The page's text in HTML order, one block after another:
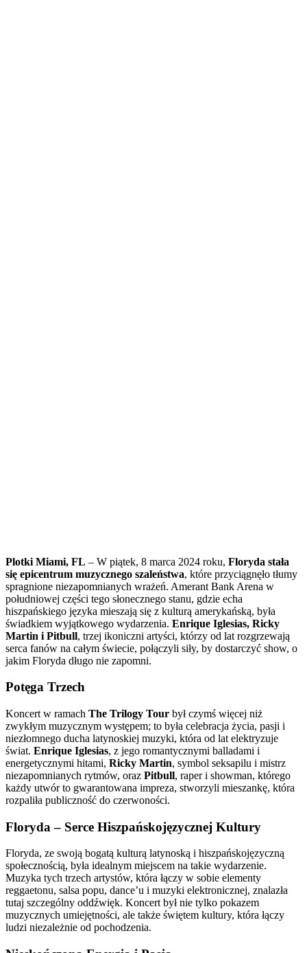
Plotki Miami, FL – W piątek, 8 marca 2024 roku, Floryda stała
się epicentrum muzycznego szaleństwa, które przyciągnęło tłumy
spragnione niezapomnianych wrażeń. Amerant Bank Arena w
południowej części tego słonecznego stanu, gdzie echa
hiszpańskiego języka mieszają się z kulturą amerykańską, była
świadkiem wyjątkowego wydarzenia. Enrique Iglesias, Ricky
Martin i Pitbull, trzej ikoniczni artyści, którzy od lat rozgrzewają
serca fanów na całym świecie, połączyli siły, by dostarczyć show, o
jakim Floryda długo nie zapomni.
Potęga Trzech
Koncert w ramach The Trilogy Tour był czymś więcej niż
zwykłym muzycznym występem; to była celebracja życia, pasji i
niezłomnego ducha latynoskiej muzyki, która od lat elektryzuje
świat. Enrique Iglesias, z jego romantycznymi balladami i
energetycznymi hitami, Ricky Martin, symbol seksapilu i mistrz
niezapomnianych rytmów, oraz Pitbull, raper i showman, którego
każdy utwór to gwarantowana impreza, stworzyli mieszankę, która
rozpaliła publiczność do czerwoności.
Floryda – Serce Hiszpańskojęzycznej Kultury
Floryda, ze swoją bogatą kulturą latynoską i hiszpańskojęzyczną
społecznością, była idealnym miejscem na takie wydarzenie.
Muzyka tych trzech artystów, która łączy w sobie elementy
reggaetonu, salsa popu, dance’u i muzyki elektronicznej, znalazła
tutaj szczególny oddźwięk. Koncert był nie tylko pokazem
muzycznych umiejętności, ale także świętem kultury, która łączy
ludzi niezależnie od pochodzenia.